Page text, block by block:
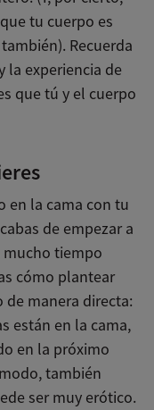
tu cuerpo es
Recuerda
la experiencia de
que tú y el cuerpo
en la cama con tu
de empezar a
tiempo
cómo plantear
de manera directa:
están en la cama,
en la próximo
también
ser muy erótico.